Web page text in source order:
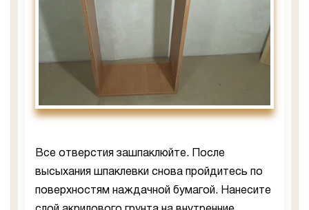
Все отверстия зашпаклюйте. После
высыхания шпаклевки снова пройдитесь по
поверхностям наждачной бумагой. Нанесите